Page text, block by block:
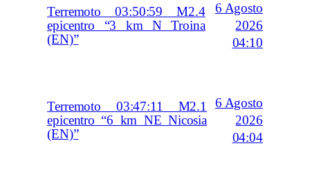
Terremoto 03:50:59 M2.4
epicentro “3 km N Troina
(EN)”
6 Agosto
2026
04:10
Terremoto 03:47:11 M2.1
epicentro “6 km NE Nicosia
(EN)”
6 Agosto
2026
04:04